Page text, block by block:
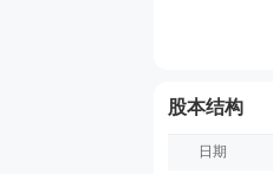
股本结构
日期